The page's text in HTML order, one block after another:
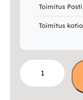
Toimitus
Toimitus
Aini
petauspatjansuoja
määrä